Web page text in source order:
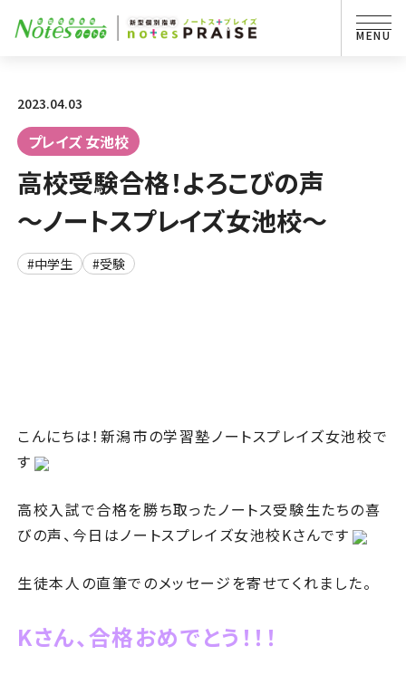
2023.04.03
プレイズ 女池校
高校受験合格！よろこびの声
～ノートスプレイズ女池校～
#中学生 #受験
こんにちは！新潟市の学習塾ノートスプレイズ女池校で
す
高校入試で合格を勝ち取ったノートス受験生たちの喜
びの声、今日はノートスプレイズ女池校Kさんです
生徒本人の直筆でのメッセージを寄せてくれました。
Kさん、合格おめでとう！！！